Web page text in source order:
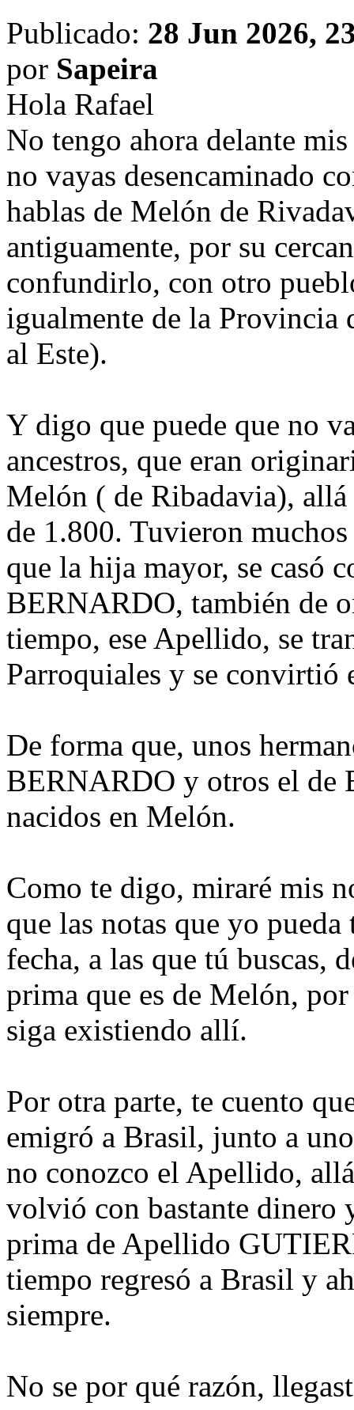
Publicado: 28 Jun 2026,
por Sapeira
Hola Rafael
No tengo ahora delante
no vayas desencaminado
hablas de Melón de
antiguamente, por su
confundirlo, con otro
igualmente de la Provincia
al Este).
Y digo que puede que no
ancestros, que eran
Melón ( de Ribadavia),
de 1.800. Tuvieron
que la hija mayor, se casó
BERNARDO, también de
tiempo, ese Apellido, se
Parroquiales y se
De forma que, unos
BERNARDO y otros el de
nacidos en Melón.
Como te digo, miraré mis
que las notas que yo
fecha, a las que tú buscas,
prima que es de Melón,
siga existiendo allí.
Por otra parte, te cuento
emigró a Brasil, junto a
no conozco el Apellido,
volvió con bastante dinero
prima de Apellido
tiempo regresó a Brasil y
siempre.
No se por qué razón,